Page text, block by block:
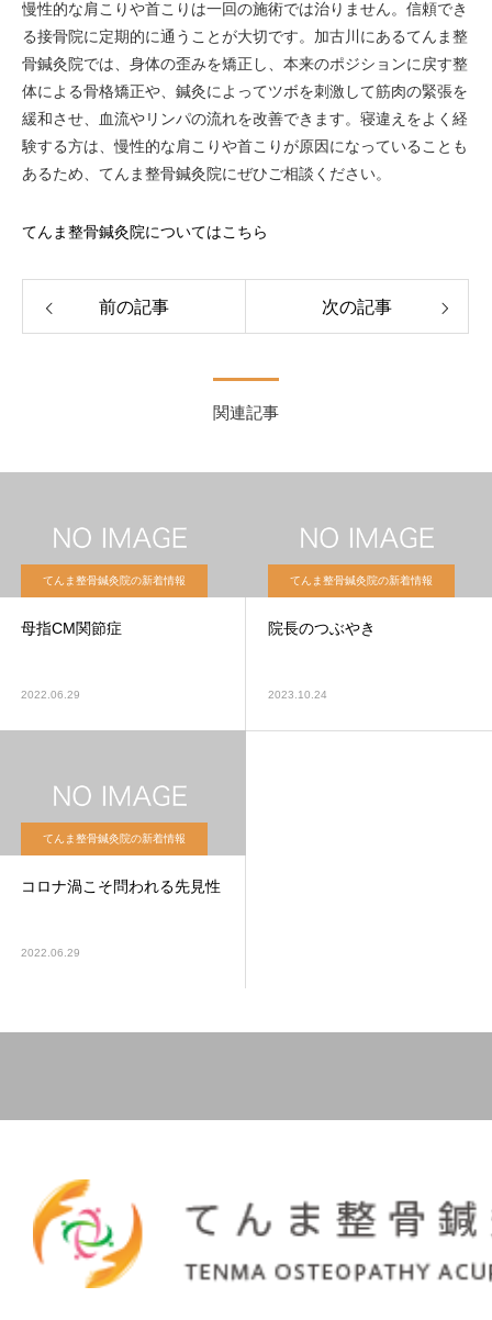
慢性的な肩こりや首こりは一回の施術では治りません。信頼でき
る接骨院に定期的に通うことが大切です。加古川にあるてんま整
骨鍼灸院では、身体の歪みを矯正し、本来のポジションに戻す整
体による骨格矯正や、鍼灸によってツボを刺激して筋肉の緊張を
緩和させ、血流やリンパの流れを改善できます。寝違えをよく経
験する方は、慢性的な肩こりや首こりが原因になっていることも
あるため、てんま整骨鍼灸院にぜひご相談ください。
てんま整骨鍼灸院についてはこちら
前の記事 次の記事
関連記事
てんま整骨鍼灸院の新着情報
母指CM関節症
2022.06.29
てんま整骨鍼灸院の新着情報
院長のつぶやき
2023.10.24
てんま整骨鍼灸院の新着情報
コロナ渦こそ問われる先見性
2022.06.29